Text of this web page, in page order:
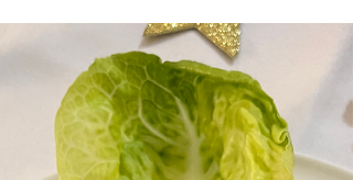
gingembre & citron vert
Une recette facile, parfumée et légère.
Ingrédients : (4 personnes) 400 g de saumon 400
g de cabillaud 40 cl de lait de coco 40 cl de
bouillon de légumes ou fumet de poisson 4
pommes de terre 3 carottes 2 poireaux 1
échalote 1 gousse d’ail 1 morceau de